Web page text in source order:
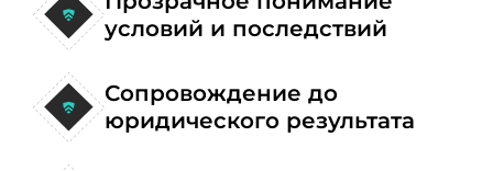
условий и последствий
Сопровождение до
юридического результата